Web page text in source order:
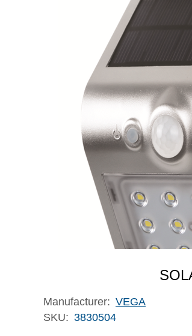
Manufacturer: VEGA
SKU: 3830504